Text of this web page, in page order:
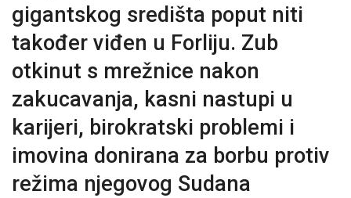
gigantskog središta poput niti
također viđen u Forliju. Zub
otkinut s mrežnice nakon
zakucavanja, kasni nastupi u
karijeri, birokratski problemi i
imovina donirana za borbu protiv
režima njegovog Sudana